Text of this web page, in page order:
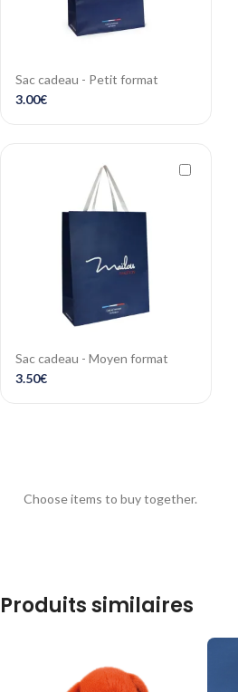
Sac cadeau - Petit format
3.00€
Sac cadeau - Moyen format
3.50€
Choose items to buy together.
Produits similaires